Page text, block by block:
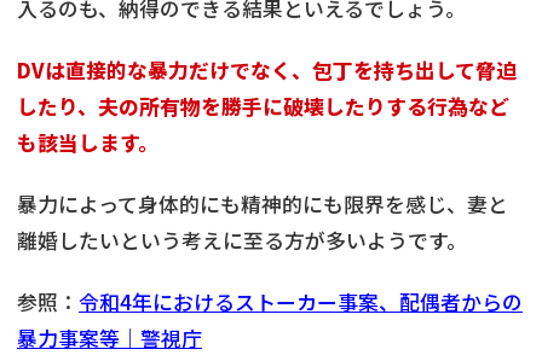
入るのも、納得のできる結果といえるでしょう。
DVは直接的な暴力だけでなく、包丁を持ち出して脅迫
したり、夫の所有物を勝手に破壊したりする行為など
も該当します。
暴力によって身体的にも精神的にも限界を感じ、妻と
離婚したいという考えに至る方が多いようです。
参照： 令和4年におけるストーカー事案、配偶者からの
暴力事案等｜警視庁